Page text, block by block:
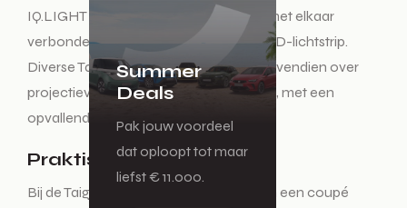
Summer
Deals
Pak jouw voordeel
dat oploopt tot maar
liefst € 11.000.
IQ.LIGHT LED matrix-koplampen zijn met elkaar
verbonden door een karakteristieke LED-lichtstrip.
Diverse Taigo-modellen beschikken bovendien over
projectieverlichting in de buitenspiegels, met een
opvallende honingraatstructuur.
Praktisch en sportief
Bij de Taigo gaan de sportieve lijnen van een coupé